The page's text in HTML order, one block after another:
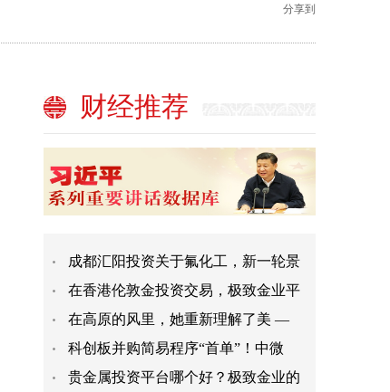
分享到
财经推荐
成都汇阳投资关于氟化工，新一轮景
在香港伦敦金投资交易，极致金业平
在高原的风里，她重新理解了美 —
科创板并购简易程序“首单”！中微
贵金属投资平台哪个好？极致金业的